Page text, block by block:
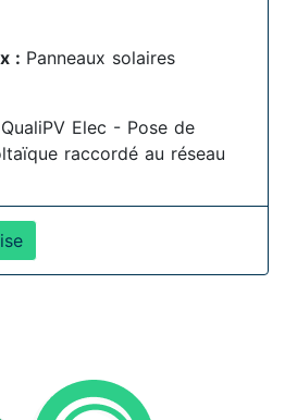
: Panneaux solaires
QualiPV Elec - Pose de
raccordé au réseau